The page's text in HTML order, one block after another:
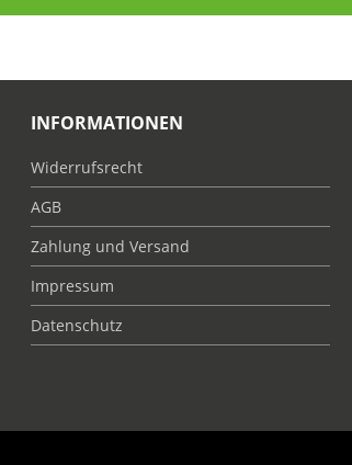
INFORMATIONEN
Widerrufsrecht
AGB
Zahlung und Versand
Impressum
Datenschutz